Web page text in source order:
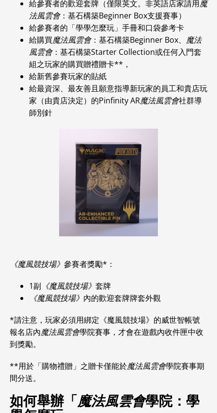
給參賽者的歡迎套牌（僅限英文。非英語店家請用魔
法風雲會：基石構築Beginner Box支援賽事）
給參賽者的「學學怎麼玩」手冊和口袋參考卡
給購買魔法風雲會：基石構築Beginner Box、 魔法
風雲會：基石構築Starter Collection或任何入門套
組之玩家的購買贈禮贈卡**，
給新舊參賽玩家的貼紙
給最資深、最友善且願意指導新玩家的員工和貴店玩
家（由貴店決定）的Pinfinity AR魔法風雲會社群導
師別針
《魔風競技場》 參賽者獎勵*：
1副 《魔風競技場》 套牌
《魔風競技場》 內的歡迎套牌牌套外觀
*請注意，玩家必須用綁定《魔風競技場》的威世智帳號
報名店內魔法風雲會學院賽事，才會在遊戲內收件匣中收
到獎勵。
**用於「購物禮贈」之贈卡僅能於魔法風雲會學院賽事期
間分送。
如何舉辦「 魔法風雲會學院：學